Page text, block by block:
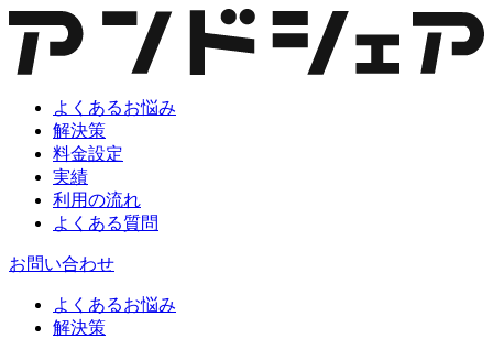
よくあるお悩み
解決策
料金設定
実績
利用の流れ
よくある質問
お問い合わせ
よくあるお悩み
解決策